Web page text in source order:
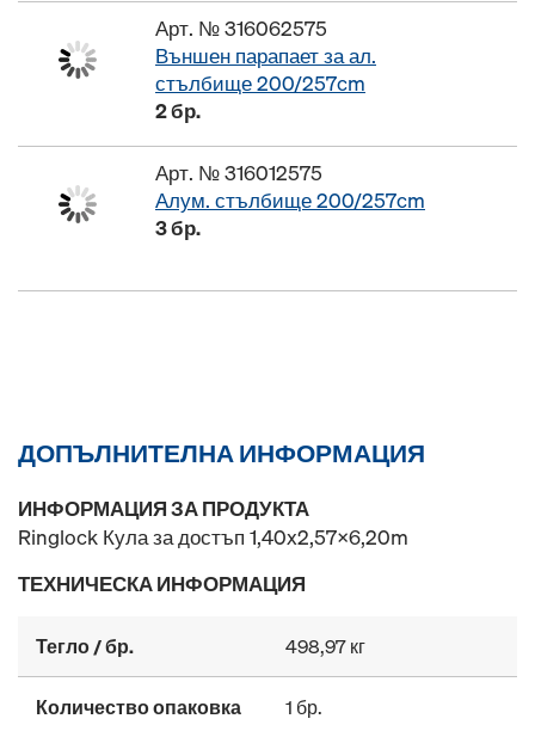
Арт. № 316062575
Външен парапает за ал.
стълбище 200/257cm
2 бр.
Арт. № 316012575
Алум. стълбище 200/257cm
3 бр.
ДОПЪЛНИТЕЛНА ИНФОРМАЦИЯ
ИНФОРМАЦИЯ ЗА ПРОДУКТА
Ringlock Кула за достъп 1,40x2,57x6,20m
ТЕХНИЧЕСКА ИНФОРМАЦИЯ
Тегло / бр. 498,97 кг
Количество опаковка 1 бр.